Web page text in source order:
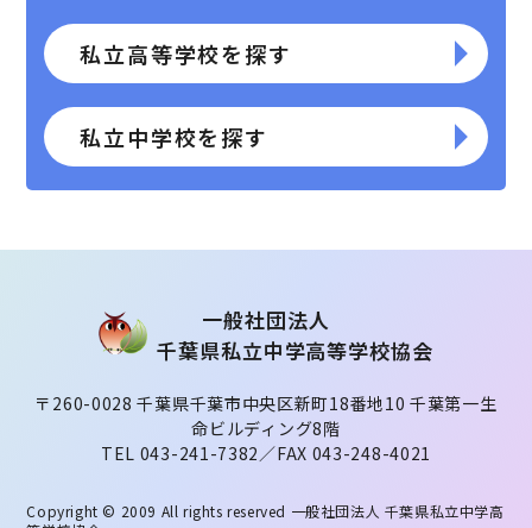
私立高等学校を探す
私立中学校を探す
⼀般社団法⼈
千葉県私⽴中学⾼等学校協会
〒260-0028 千葉県千葉市中央区新町18番地10 千葉第一生
命ビルディング8階
TEL 043-241-7382／FAX 043-248-4021
Copyright © 2009 All rights reserved 一般社団法人 千葉県私立中学高